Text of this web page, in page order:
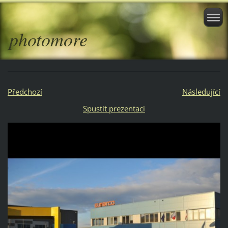
photomore
Předchozí
Následující
Spustit prezentaci